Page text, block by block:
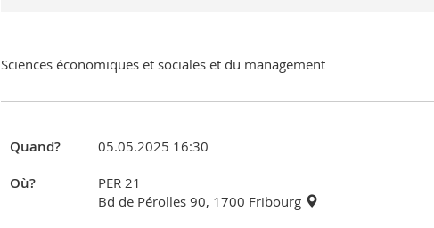
Sciences économiques et sociales et du management
Quand? 05.05.2025 16:30
Où?
PER 21
Bd de Pérolles 90, 1700 Fribourg